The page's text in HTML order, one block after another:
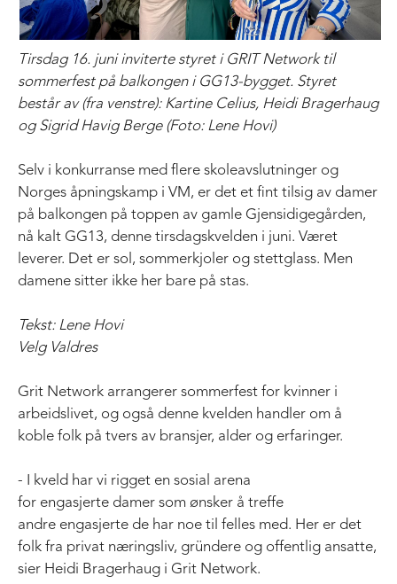
Tirsdag 16. juni inviterte styret i GRIT Network til
sommerfest på balkongen i GG13-bygget. Styret
består av (fra venstre): Kartine Celius, Heidi Bragerhaug
og Sigrid Havig Berge (Foto: Lene Hovi)
Selv i konkurranse med flere skoleavslutninger og
Norges åpningskamp i VM, er det et fint tilsig av damer
på balkongen på toppen av gamle Gjensidigegården,
nå kalt GG13, denne tirsdagskvelden i juni. Været
leverer. Det er sol, sommerkjoler og stettglass. Men
damene sitter ikke her bare på stas.
Tekst: Lene Hovi
Velg Valdres
Grit Network arrangerer sommerfest for kvinner i
arbeidslivet, og også denne kvelden handler om å
koble folk på tvers av bransjer, alder og erfaringer.
- I kveld har vi rigget en sosial arena
for engasjerte damer som ønsker å treffe
andre engasjerte de har noe til felles med. Her er det
folk fra privat næringsliv, gründere og offentlig ansatte,
sier Heidi Bragerhaug i Grit Network.